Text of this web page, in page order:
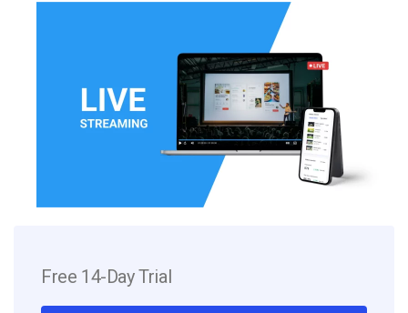
Free 14-Day Trial